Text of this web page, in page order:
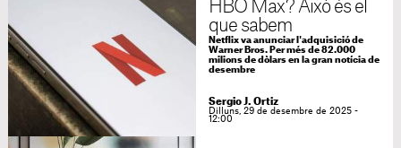
HBO Max? Això és el
que sabem
Netflix va anunciar l'adquisició de
Warner Bros. Per més de 82.000
milions de dòlars en la gran notícia de
desembre
Sergio J. Ortiz
Dilluns, 29 de desembre de 2025 -
12:00